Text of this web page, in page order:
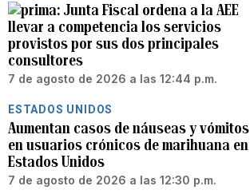
Junta Fiscal ordena a la AEE
llevar a competencia los servicios
provistos por sus dos principales
consultores
7 de agosto de 2026 a las 12:44 p.m.
ESTADOS UNIDOS
Aumentan casos de náuseas y vómitos
en usuarios crónicos de marihuana en
Estados Unidos
7 de agosto de 2026 a las 12:30 p.m.